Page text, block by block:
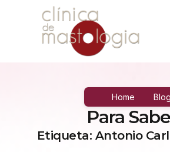
Home Blog
Para
Etiqueta: Antonio